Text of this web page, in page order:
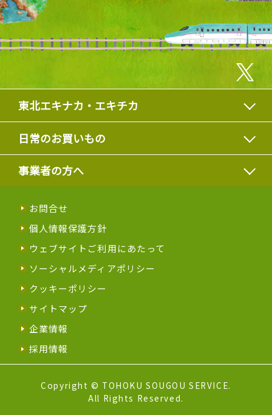
東北エキナカ・エキチカ
日常のお買いもの
事業者の方へ
お問合せ
個人情報保護方針
ウェブサイトご利用にあたって
ソーシャルメディアポリシー
クッキーポリシー
サイトマップ
企業情報
採用情報
Copyright © TOHOKU SOUGOU SERVICE.
All Rights Reserved.